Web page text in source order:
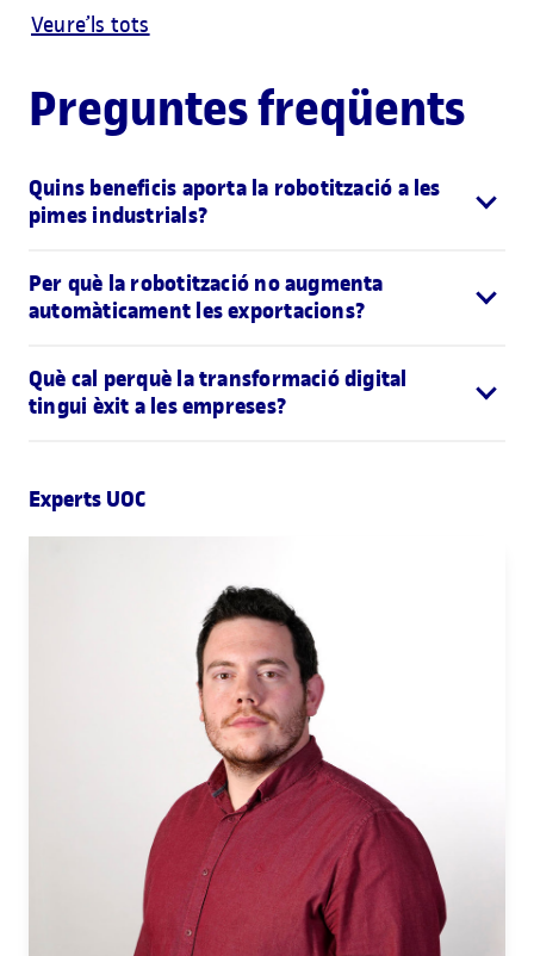
Veure’ls tots
Preguntes freqüents
Quins beneficis aporta la robotització a les
pimes industrials?
Per què la robotització no augmenta
automàticament les exportacions?
Què cal perquè la transformació digital
tingui èxit a les empreses?
Experts UOC